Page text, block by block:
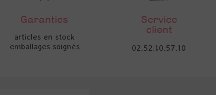
Garanties
articles en stock
emballages soignés
Service
client
02.52.10.57.10